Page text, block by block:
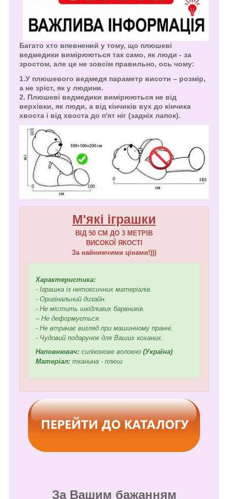
Багато хто впевнений у тому, що плюшеві
ведмедики вимірюються так само, як люди - за
зростом, але це не зовсім правильно, ось чому:
1.У плюшевого ведмедя параметр висоти – розмір,
а не зріст, як у людини.
2. Плюшеві ведмедики вимірюються не від
верхівки, як люди, а від кінчиків вух до кінчика
хвоста і від хвоста до п'ят ніг (задніх лапок).
М'які іграшки
ВІД 50 СМ ДО 3 МЕТРІВ
ВИСОКОЇ ЯКОСТІ
За найнижчими цінами!)))
Характеристика:
- Іграшка із нетоксичних матеріалів.
- Оригінальний дизайн.
- Не містить шкідливих барвників.
– Не деформується.
- Не втрачає вигляд при машинному пранні.
- Чудовий подарунок для Ваших коханих.
Наповнювач: силіконове волокно (Україна)
Матеріал: тканина - плюш
За Вашим бажанням